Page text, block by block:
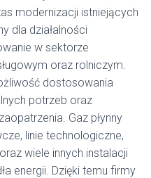
modernizacji istniejących
dla działalności
w sektorze
oraz rolniczym.
dostosowania
potrzeb oraz
Gaz płynny
linie technologiczne,
wiele innych instalacji
energii. Dzięki temu firmy